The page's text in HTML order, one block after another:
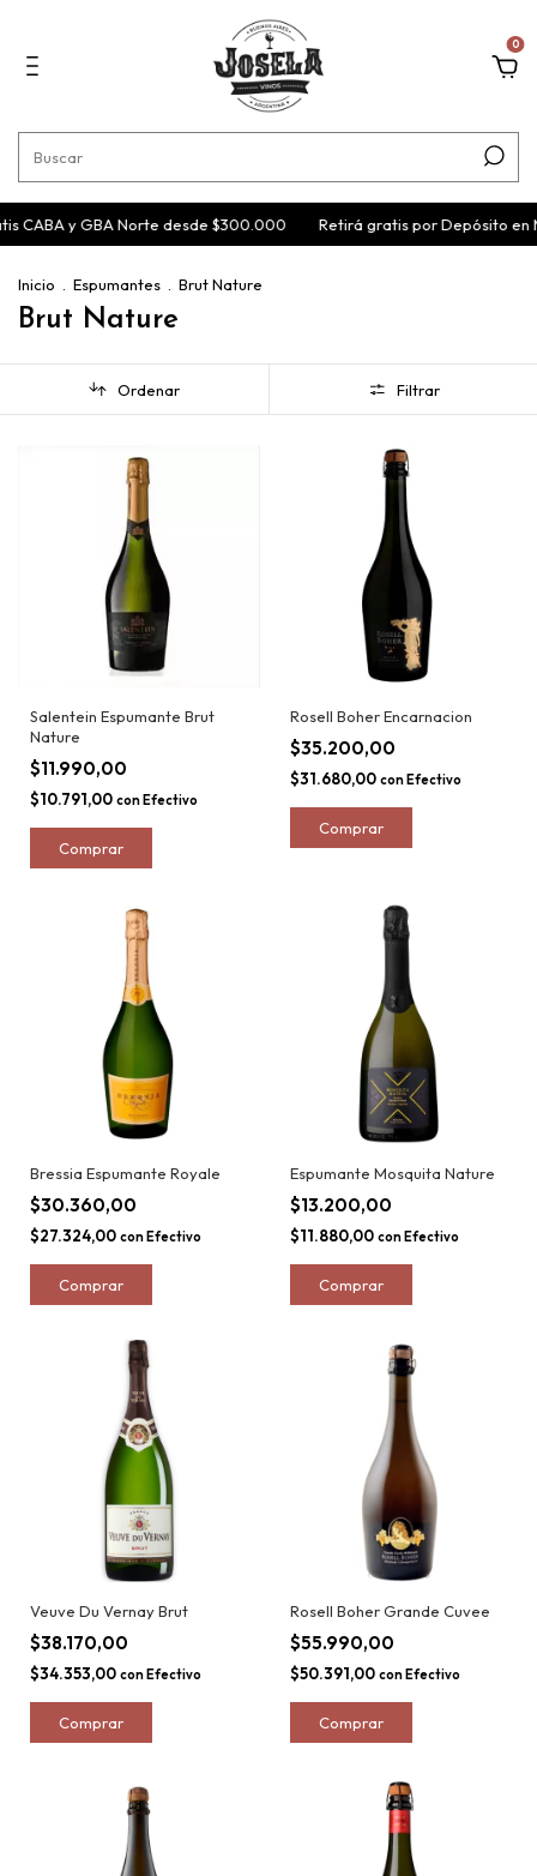
0
CABA y GBA Norte desde $300.000 Retirá gratis por Depósito en
Inicio Espumantes Brut Nature
Brut Nature
Ordenar Filtrar
Salentein Espumante Brut
Nature
$11.990,00
$10.791,00 conEfectivo
Rosell Boher Encarnacion
$35.200,00
$31.680,00 conEfectivo
Bressia Espumante Royale
$30.360,00
$27.324,00 con Efectivo
Espumante Mosquita Nature
$13.200,00
$11.880,00 con Efectivo
Veuve Du Vernay Brut
$38.170,00
$34.353,00 conEfectivo
Rosell Boher Grande Cuvee
$55.990,00
$50.391,00 conEfectivo